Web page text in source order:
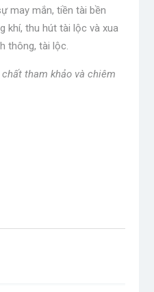
may mắn, tiền tài bền
khí, thu hút tài lộc và xua
thông, tài lộc.
tham khảo và chiêm